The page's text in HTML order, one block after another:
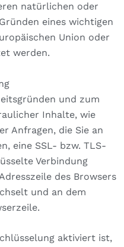
natürlichen oder
eines wichtigen
Union oder
werden.
und zum
Inhalte, wie
Anfragen, die Sie an
eine SSL- bzw. TLS-
Verbindung
des Browsers
und an dem
aktiviert ist,